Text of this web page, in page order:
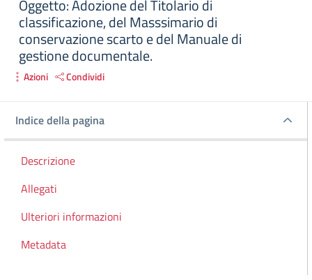
Oggetto: Adozione del Titolario di
classificazione, del Masssimario di
conservazione scarto e del Manuale di
gestione documentale.
Azioni Condividi
Indice della pagina
Indice della pagina
Descrizione
Allegati
Ulteriori informazioni
Metadata